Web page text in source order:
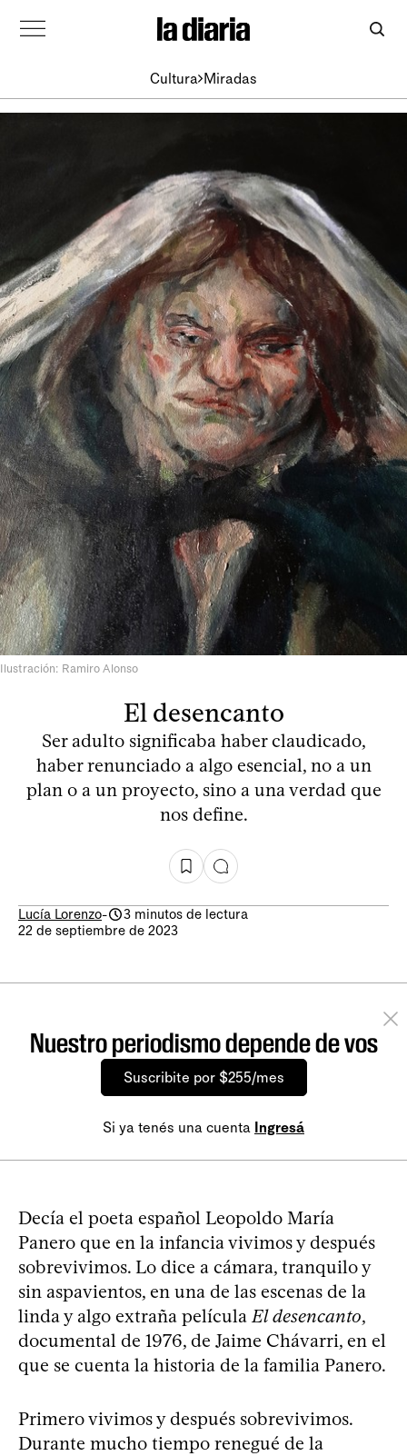
Cultura Miradas
Ilustración: Ramiro Alonso
El desencanto
Ser adulto significaba haber claudicado,
haber renunciado a algo esencial, no a un
plan o a un proyecto, sino a una verdad que
nos define.
Lucía Lorenzo-
3 minutos de lectura
22 de septiembre de 2023
Nuestro periodismo depende de vos
Suscribite por $255/mes
Si ya tenés una cuenta Ingresá
Decía el poeta español Leopoldo María
Panero que en la infancia vivimos y después
sobrevivimos. Lo dice a cámara, tranquilo y
sin aspavientos, en una de las escenas de la
linda y algo extraña películaEl desencanto,
documental de 1976, de Jaime Chávarri, en el
que se cuenta la historia de la familia Panero.
Primero vivimos y después sobrevivimos.
Durante mucho tiempo renegué de la